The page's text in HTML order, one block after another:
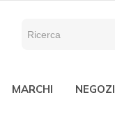
MARCHI